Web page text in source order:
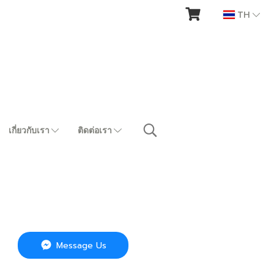
TH
เกี่ยวกับเรา ติดต่อเรา
Message Us